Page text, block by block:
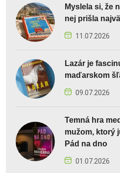
Myslela si, že
nej prišla
11.07.2026
Lazár je
maďarskom
09.07.2026
Temná hra
mužom, ktorý
Pád na dno
01.07.2026